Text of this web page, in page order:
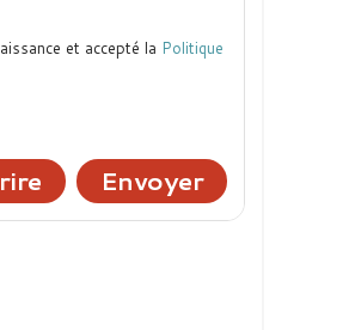
et accepté la Politique
Envoyer